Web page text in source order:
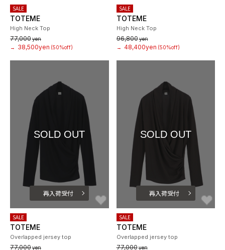
SALE
TOTEME
High Neck Top
77,000yen
→
38,500yen (50%off)
SALE
TOTEME
High Neck Top
96,800yen
→ 48,400yen (50%off)
SOLD OUT
再入荷受付
SALE
TOTEME
Overlapped jersey top
77,000yen
SOLD OUT
再入荷受付
SALE
TOTEME
Overlapped jersey top
77,000yen